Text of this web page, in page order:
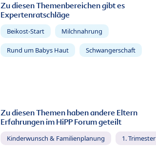
Zu diesen Themenbereichen gibt es
Expertenratschläge
Beikost-Start Milchnahrung
Rund um Babys Haut Schwangerschaft
Zu diesen Themen haben andere Eltern
Erfahrungen im HiPP Forum geteilt
Kinderwunsch & Familienplanung 1. Trimester